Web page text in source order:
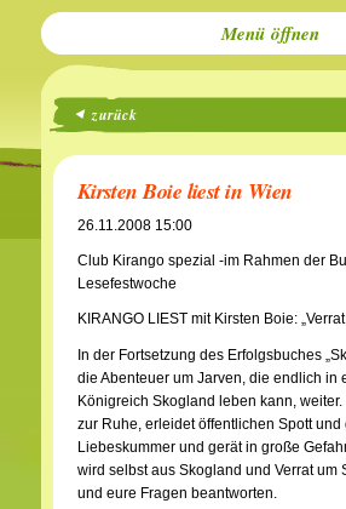
Menü
zurück
Kirsten Boie liest in Wien
26.11.2008 15:00
Club Kirango spezial -im Rahmen der
Lesefestwoche
KIRANGO LIEST mit Kirsten Boie:
In der Fortsetzung des Erfolgsbuches
die Abenteuer um Jarven, die endlich in
Königreich Skogland leben kann, weiter.
zur Ruhe, erleidet öffentlichen Spott und
Liebeskummer und gerät in große
wird selbst aus Skogland und Verrat um
und eure Fragen beantworten.